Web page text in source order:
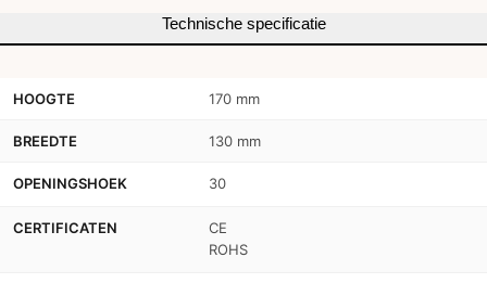
USB+USBC
Technische specificatie
HOOGTE 170 mm
BREEDTE 130 mm
OPENINGSHOEK 30
CERTIFICATEN
CE
ROHS